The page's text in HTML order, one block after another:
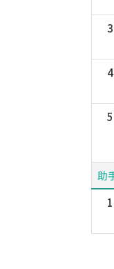
3
4
5
助
1